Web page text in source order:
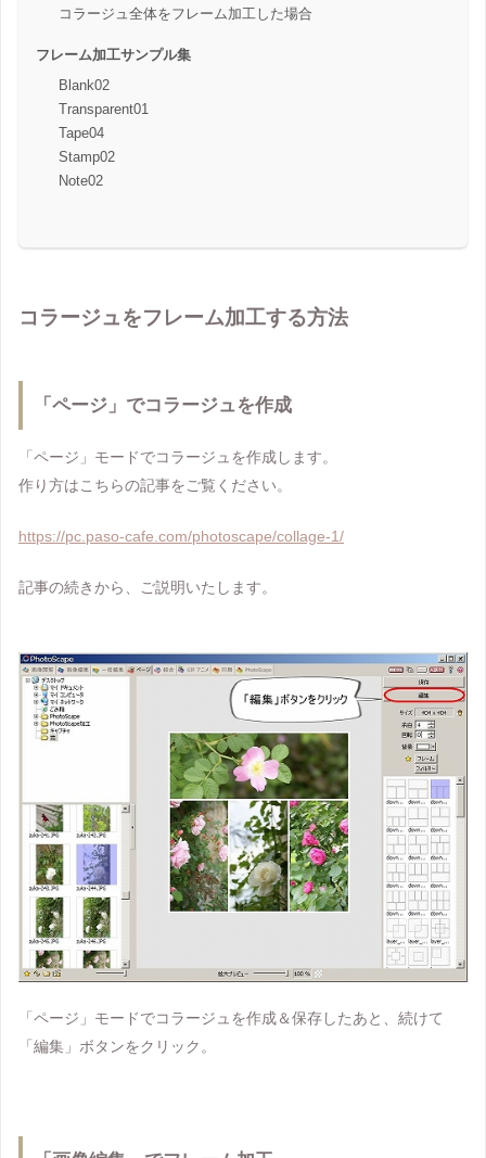
コラージュ全体をフレーム加工した場合
フレーム加工サンプル集
Blank02
Transparent01
Tape04
Stamp02
Note02
コラージュをフレーム加工する方法
「ページ」でコラージュを作成
「ページ」モードでコラージュを作成します。
作り方はこちらの記事をご覧ください。
https://pc.paso-cafe.com/photoscape/collage-1/
記事の続きから、ご説明いたします。
「ページ」モードでコラージュを作成＆保存したあと、続けて
「編集」ボタンをクリック。